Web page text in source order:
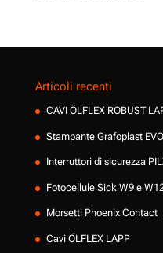
Articoli recenti
CAVI ÖLFLEX ROBUST
Stampante Grafoplast
Interruttori di sicurezza
Fotocellule Sick W9 e
Morsetti Phoenix Contact
Cavi ÖLFLEX LAPP